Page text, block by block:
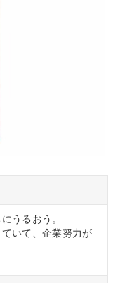
うるおう。
いて、企業努力が